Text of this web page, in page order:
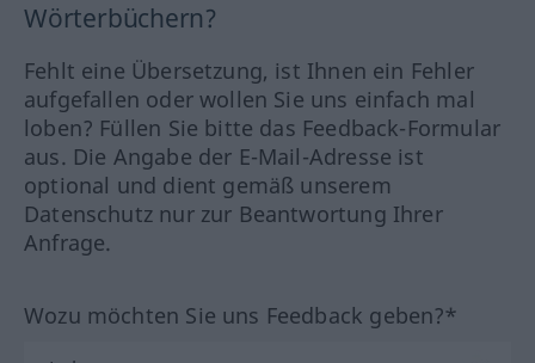
Wörterbüchern?
Fehlt eine Übersetzung, ist Ihnen ein Fehler
aufgefallen oder wollen Sie uns einfach mal
loben? Füllen Sie bitte das Feedback-Formular
aus. Die Angabe der E-Mail-Adresse ist
optional und dient gemäß unserem
Datenschutz nur zur Beantwortung Ihrer
Anfrage.
Wozu möchten Sie uns Feedback geben?*